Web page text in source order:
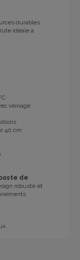
durables
idéale à
veinage
40 cm
de
robuste et
.